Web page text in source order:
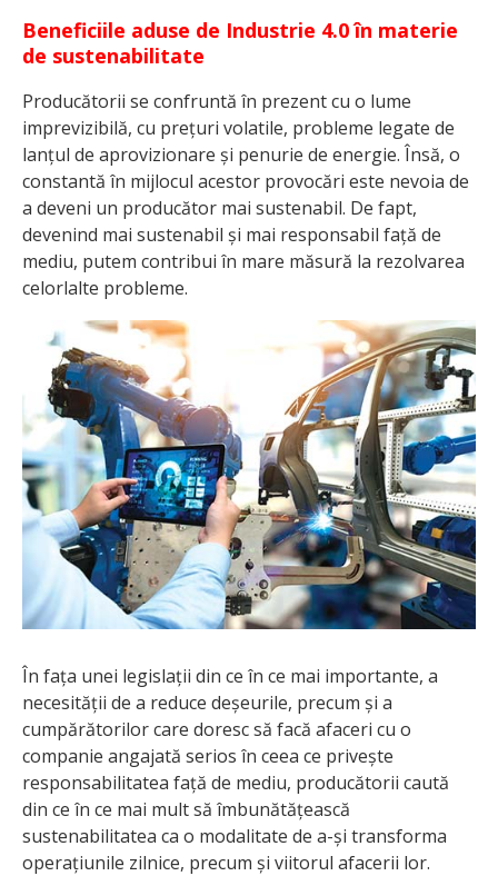
Beneficiile aduse de Industrie 4.0 în materie
de sustenabilitate
Producătorii se confruntă în prezent cu o lume
imprevizibilă, cu prețuri volatile, probleme legate de
lanțul de aprovizionare și penurie de energie. Însă, o
constantă în mijlocul acestor provocări este nevoia de
a deveni un producător mai sustenabil. De fapt,
devenind mai sustenabil și mai responsabil față de
mediu, putem contribui în mare măsură la rezolvarea
celorlalte probleme.
În fața unei legislații din ce în ce mai importante, a
necesității de a reduce deșeurile, precum și a
cumpărătorilor care doresc să facă afaceri cu o
companie angajată serios în ceea ce privește
responsabilitatea față de mediu, producătorii caută
din ce în ce mai mult să îmbunătățească
sustenabilitatea ca o modalitate de a-și transforma
operațiunile zilnice, precum și viitorul afacerii lor.